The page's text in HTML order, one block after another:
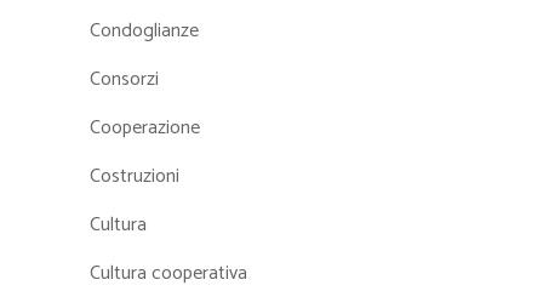
Condoglianze
Consorzi
Cooperazione
Costruzioni
Cultura
Cultura cooperativa